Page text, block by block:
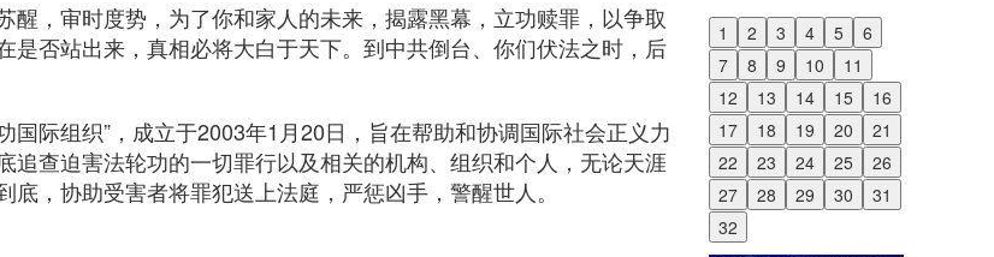
醒，审时度势，为了你和家人的未来，揭露黑幕，立功赎罪，以争取
是否站出来，真相必将大白于天下。到中共倒台、你们伏法之时，后
国际组织”，成立于2003年1月20日，旨在帮助和协调国际社会正义力
追查迫害法轮功的一切罪行以及相关的机构、组织和个人，无论天涯
，协助受害者将罪犯送上法庭，严惩凶手，警醒世人。
1 2 3 4 5
6
7
8 9 10
11
12
13 14 15
16
17
18 19 20
21
22
23 24 25
26
27
28 29 30
31
32
Previous
Next